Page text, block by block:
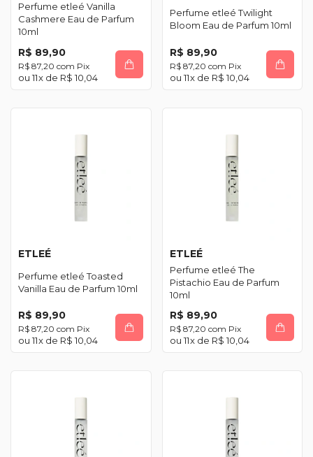
Perfume etleé Vanilla
Cashmere Eau de Parfum
10ml
R$ 89,90
R$ 87,20 com Pix
11x de R$ 10,04
Perfume etleé Twilight
Bloom Eau de Parfum 10ml
R$ 89,90
R$ 87,20 com Pix
11x de R$ 10,04
ETLEÉ
Perfume etleé Toasted
Vanilla Eau de Parfum 10ml
R$ 89,90
R$ 87,20 com Pix
11x de R$ 10,04
ETLEÉ
Perfume etleé The
Pistachio Eau de Parfum
10ml
R$ 89,90
R$ 87,20 com Pix
11x de R$ 10,04